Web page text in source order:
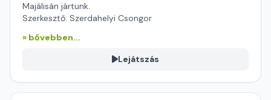
Majálisán jártunk.
Szerkesztő: Szerdahelyi Csongor
» bővebben...
Lejátszás